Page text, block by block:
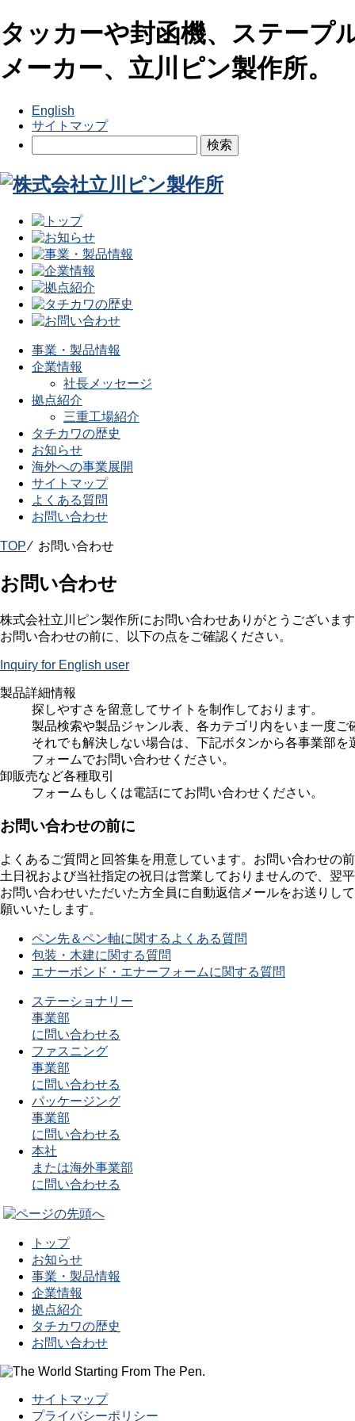
タッカーや封函機、ステープ
メーカー、立川ピン製作所。
English
サイトマップ
事業・製品情報
企業情報
社長メッセージ
拠点紹介
三重工場紹介
タチカワの歴史
お知らせ
海外への事業展開
サイトマップ
よくある質問
お問い合わせ
TOP⁄ お問い合わせ
お問い合わせ
株式会社立川ピン製作所にお問い合わせありがとうございま
お問い合わせの前に、以下の点をご確認ください。
Inquiry for English user
製品詳細情報
探しやすさを留意してサイトを制作しております。
製品検索や製品ジャンル表、各カテゴリ内をいま一度ご
それでも解決しない場合は、下記ボタンから各事業部を
フォームでお問い合わせください。
卸販売など各種取引
フォームもしくは電話にてお問い合わせください。
お問い合わせの前に
よくあるご質問と回答集を用意しています。お問い合わせの
土日祝および当社指定の祝日は営業しておりませんので、翌
お問い合わせいただいた方全員に自動返信メールをお送りし
願いいたします。
ペン先＆ペン軸に関するよくある質問
包装・木建に関する質問
エナーボンド・エナーフォームに関する質問
ステーショナリー
事業部
に問い合わせる
ファスニング
事業部
に問い合わせる
パッケージング
事業部
に問い合わせる
本社
または海外事業部
に問い合わせる
トップ
お知らせ
事業・製品情報
企業情報
拠点紹介
タチカワの歴史
お問い合わせ
サイトマップ
プライバシーポリシー